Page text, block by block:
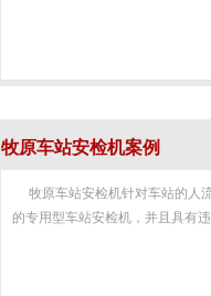
牧原车站安检机案例
牧原车站安检机针对车站的人
的专用型车站安检机，并且具有